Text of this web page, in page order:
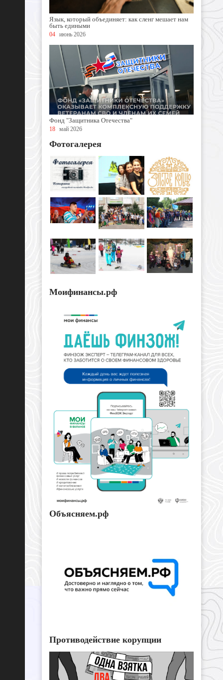
Язык, который объединяет: как сленг мешает нам
быть едиными
04 июнь 2026
Фонд "Защитника Отечества"
18 май 2026
Фотогалерея
Моифинансы.рф
Объясняем.рф
Противодействие корупции